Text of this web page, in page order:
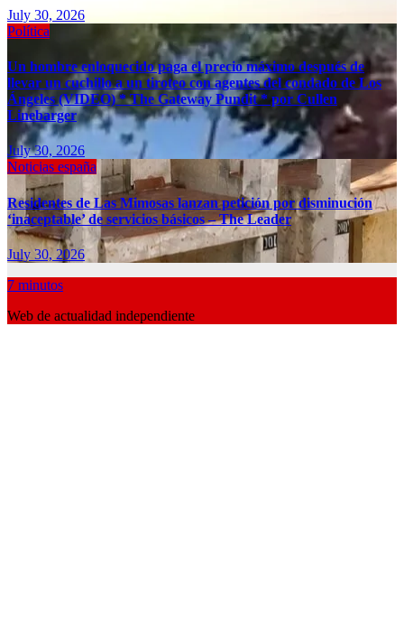
July 30, 2026
Política
Un hombre enloquecido paga el precio máximo después de
llevar un cuchillo a un tiroteo con agentes del condado de Los
Ángeles (VIDEO) * The Gateway Pundit * por Cullen
Linebarger
July 30, 2026
Noticias españa
Residentes de Las Mimosas lanzan petición por disminución
‘inaceptable’ de servicios básicos – The Leader
July 30, 2026
7 minutos
Web de actualidad independiente